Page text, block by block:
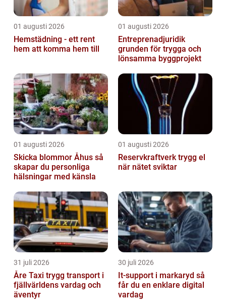
01 augusti 2026
Hemstädning - ett rent
hem att komma hem till
01 augusti 2026
Entreprenadjuridik
grunden för trygga och
lönsamma byggprojekt
01 augusti 2026
Skicka blommor Åhus så
skapar du personliga
hälsningar med känsla
01 augusti 2026
Reservkraftverk trygg el
när nätet sviktar
31 juli 2026
Åre Taxi trygg transport i
fjällvärldens vardag och
äventyr
30 juli 2026
It-support i markaryd så
får du en enklare digital
vardag